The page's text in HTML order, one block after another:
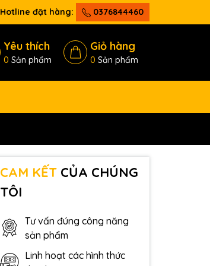
Hotline đặt hàng: 0376844460
Yêu thích
0 Sản phẩm
Giỏ hàng
0 Sản phẩm
CAM KẾTCỦA CHÚNG
TÔI
Tư vấn đúng công năng
sản phẩm
Linh hoạt các hình thức